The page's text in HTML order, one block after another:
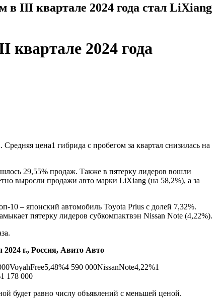
III квартале 2024 года стал LiXiang
2024 года
цена1 гибрида с пробегом за квартал снизилась на
29,55% продаж. Также в пятерку лидеров вошли
выросли продажи авто марки LiXiang (на 58,2%), а за
10 – японский автомобиль Toyota Prius с долей 7,32%.
пятерку лидеров субкомпактвэн Nissan Note (4,22%).
г., Россия, Авито Авто
590 000NissanNote4,22%1
178 000
будет равно числу объявлений с меньшей ценой.